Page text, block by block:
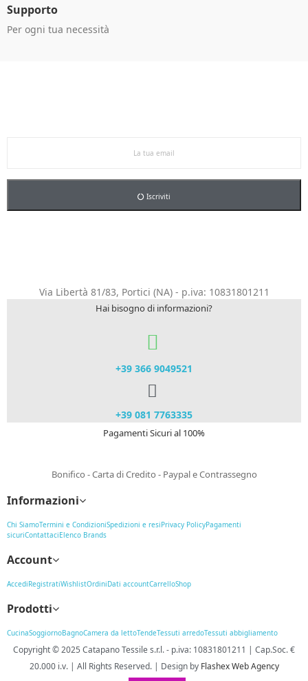
Supporto
Per ogni tua necessità
Iscriviti
Via Libertà 81/83, Portici (NA) - p.iva: 10831801211
Hai bisogno di informazioni?
+39 366 9049521​
+39 081 7763335
Pagamenti Sicuri al 100%
Bonifico - Carta di Credito - Paypal e Contrassegno
Informazioni
Chi SiamoTermini e CondizioniSpedizioni e resiPrivacy PolicyPagamenti
sicuriContattaciElenco Brands
Account
AccediRegistratiWishlistOrdiniDati accountCarrelloShop
Prodotti
CucinaSoggiornoBagnoCamera da lettoTendeTessuti arredoTessuti abbigliamento
Copyright © 2025 Catapano Tessile s.r.l.- p.iva: 10831801211 | Cap.Soc. €
20.000 i.v. | All Rights Reserved. | Designby Flashex Web Agency